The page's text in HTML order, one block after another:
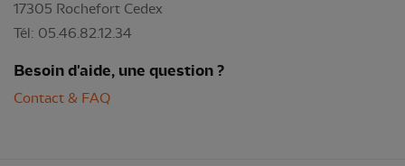
17305 Rochefort Cedex
Tél: 05.46.82.12.34
Besoin d'aide, une question ?
Contact & FAQ